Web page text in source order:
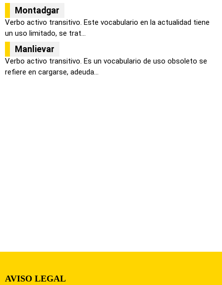
Montadgar
Verbo activo transitivo. Este vocabulario en la actualidad tiene
un uso limitado, se trat...
Manlievar
Verbo activo transitivo. Es un vocabulario de uso obsoleto se
refiere en cargarse, adeuda...
AVISO LEGAL